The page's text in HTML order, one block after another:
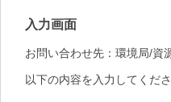
入力画面
お問い合わせ先：環境局/資
以下の内容を入力してくださ